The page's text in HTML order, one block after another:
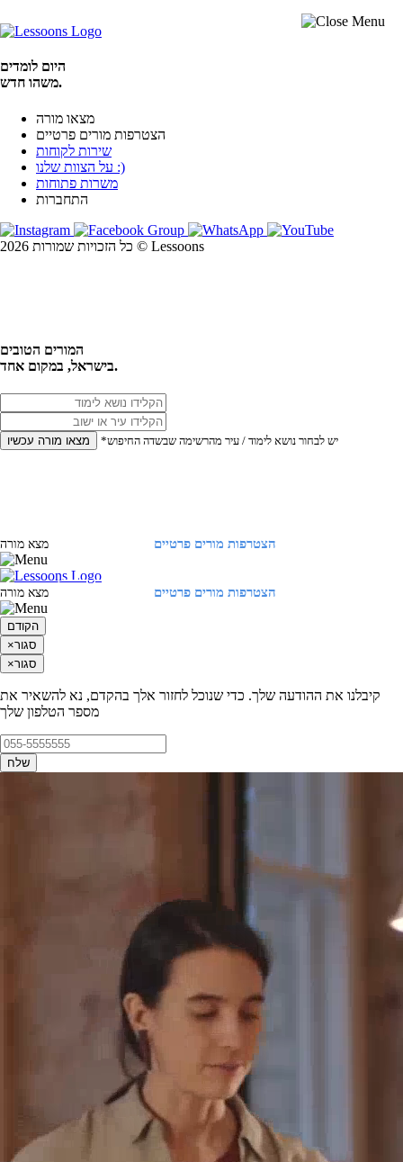
היום לומדים
משהו חדש.
מצאו מורה
הצטרפות מורים פרטיים
שירות לקוחות
על הצוות שלנו :)
משרות פתוחות
התחברות
כל הזכויות שמורות 2026 © Lessoons
המורים הטובים
בישראל, במקום אחד.
מצאו מורה עכשיו *יש לבחור נושא לימוד / עיר מהרשימה שבשדה החיפוש
הצטרפות מורים פרטיים מצא מורה
הצטרפות מורים פרטיים מצא מורה
הקודם
×סגור
×סגור
קיבלנו את ההודעה שלך. כדי שנוכל לחזור אלך בהקדם, נא להשאיר את
מספר הטלפון שלך
שלח